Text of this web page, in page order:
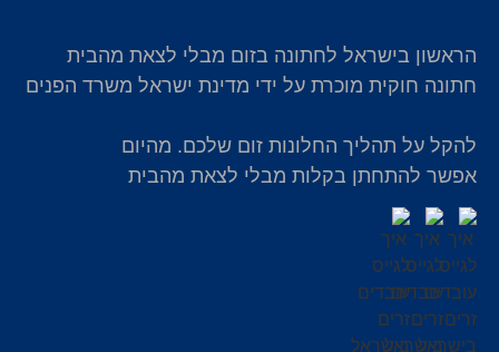
הראשון בישראל לחתונה בזום מבלי לצאת מהבית
חתונה חוקית מוכרת על ידי מדינת ישראל משרד הפנים
להקל על תהליך החלונות זום שלכם. מהיום
אפשר להתחתן בקלות מבלי לצאת מהבית